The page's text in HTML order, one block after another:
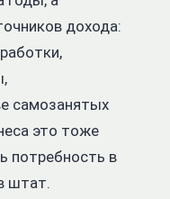
дохода:
самозанятых
это тоже
потребность в
штат.